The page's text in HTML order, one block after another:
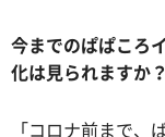
今までのぱぱころ
化は見られますか？
「コロナ前まで